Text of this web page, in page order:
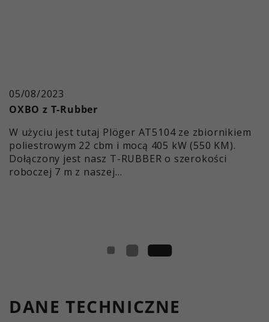
05/08/2023
OXBO z T-Rubber
W użyciu jest tutaj Plöger AT5104 ze zbiornikiem
poliestrowym 22 cbm i mocą 405 kW (550 KM).
Dołączony jest nasz T-RUBBER o szerokości
roboczej 7 m z naszej…
DANE TECHNICZNE